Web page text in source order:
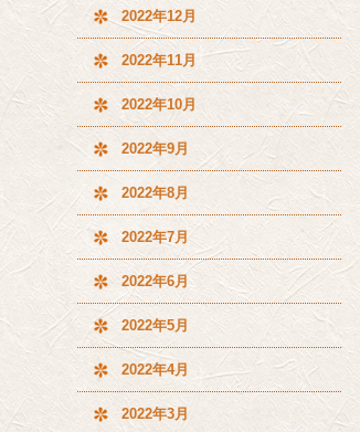
2022年12月
2022年11月
2022年10月
2022年9月
2022年8月
2022年7月
2022年6月
2022年5月
2022年4月
2022年3月